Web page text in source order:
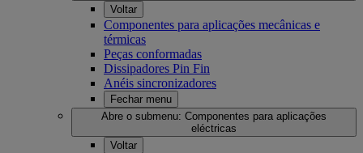
Voltar
Componentes para aplicações mecânicas e
térmicas
Peças conformadas
Dissipadores Pin Fin
Anéis sincronizadores
Fechar menu
Abre o submenu: Componentes para aplicações
eléctricas
Voltar